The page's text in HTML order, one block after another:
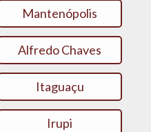
Mantenópolis
Alfredo Chaves
Itaguaçu
Irupi